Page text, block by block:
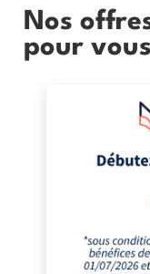
Nos
pour